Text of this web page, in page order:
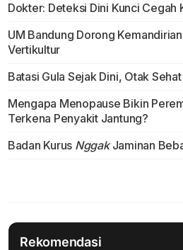
Dokter: Deteksi Dini Kunci Cegah
UM Bandung Dorong
Vertikultur
Batasi Gula Sejak Dini, Otak
Mengapa Menopause Bikin
Terkena Penyakit Jantung?
Badan Kurus NggakJaminan
Rekomendasi